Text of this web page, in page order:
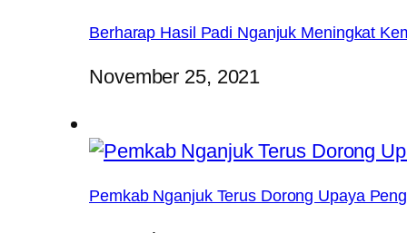
Berharap Hasil Padi Nganjuk Meningkat
November 25, 2021
Pemkab Nganjuk Terus Dorong Upaya